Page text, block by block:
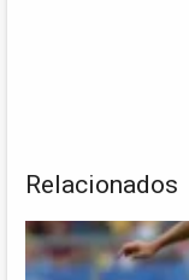
Relacionados